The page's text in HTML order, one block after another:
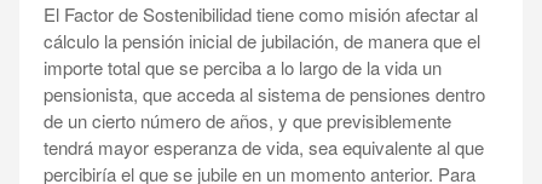
El Factor de Sostenibilidad tiene como misión afectar al
cálculo la pensión inicial de jubilación, de manera que el
importe total que se perciba a lo largo de la vida un
pensionista, que acceda al sistema de pensiones dentro
de un cierto número de años, y que previsiblemente
tendrá mayor esperanza de vida, sea equivalente al que
percibiría el que se jubile en un momento anterior. Para